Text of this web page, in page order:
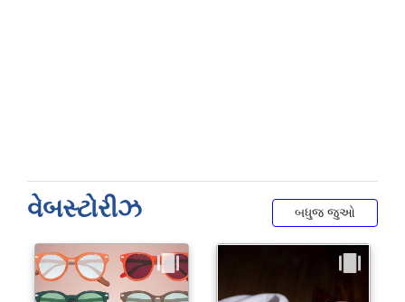
વેબસ્ટોરીઝ બધુજ જુઓ